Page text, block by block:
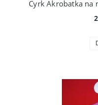
Cyrk Akrobatka na